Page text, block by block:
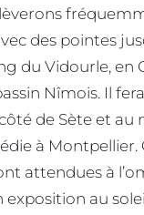
des pointes
du Vidourle, en
Nîmois. Il
de Sète et au
à Montpellier.
attendues à
au